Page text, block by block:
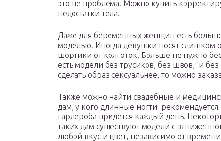
это не проблема. Можно купить
недостатки тела.
Даже для беременных женщин есть
моделью. Иногда девушки носят слишком
шортики от колготок. Больше не нужно
есть модели без трусиков, без швов, и
сделать образ сексуальнее, то можно
Также можно найти свадебные и
дам, у кого длинные ногти
гардероба придется каждый день.
таких дам существуют модели с
любой вкус и цвет, независимо от времени